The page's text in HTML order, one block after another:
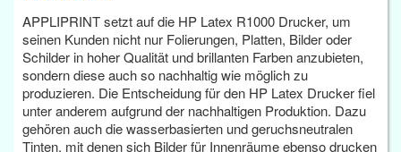
APPLIPRINT setzt auf die HP Latex R1000 Drucker, um
seinen Kunden nicht nur Folierungen, Platten, Bilder oder
Schilder in hoher Qualität und brillanten Farben anzubieten,
sondern diese auch so nachhaltig wie möglich zu
produzieren. Die Entscheidung für den HP Latex Drucker fiel
unter anderem aufgrund der nachhaltigen Produktion. Dazu
gehören auch die wasserbasierten und geruchsneutralen
Tinten, mit denen sich Bilder für Innenräume ebenso drucken